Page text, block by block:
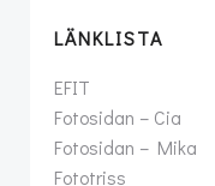
LÄNKLISTA
EFIT
Fotosidan – Cia
Fotosidan – Mika
Fototriss